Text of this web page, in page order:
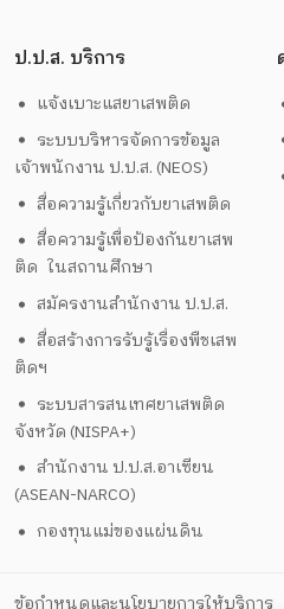
ป.ป.ส. บริการ
แจ้งเบาะแสยาเสพติด
ระบบบริหารจัดการข้อมูล
เจ้าพนักงาน ป.ป.ส. (NEOS)
สื่อความรู้เกี่ยวกับยาเสพติด
สื่อความรู้เพื่อป้องกันยาเสพ
ติด ในสถานศึกษา
สมัครงานสำนักงาน ป.ป.ส.
สื่อสร้างการรับรู้เรื่องพืชเสพ
ติดฯ
ระบบสารสนเทศยาเสพติด
จังหวัด (NISPA+)
สำนักงาน ป.ป.ส.อาเซียน
(ASEAN-NARCO)
กองทุนแม่ของแผ่นดิน
ข้อกำหนดและนโยบายการให้บริการ